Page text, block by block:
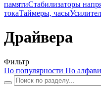
памятиСтабилизаторы
токаТаймеры, часы
Драйвера
Фильтр
По популярности По